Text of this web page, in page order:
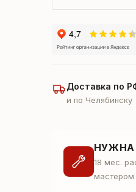
Доставка по
и по Челябинску
НУЖНА
18 мес.
мастером